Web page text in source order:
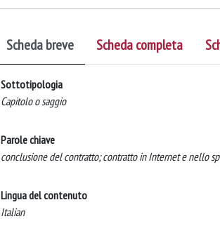
Scheda breve Scheda completa
Sottotipologia
Capitolo o saggio
Parole chiave
conclusione del contratto; contratto in Internet e nello
Lingua del contenuto
Italian